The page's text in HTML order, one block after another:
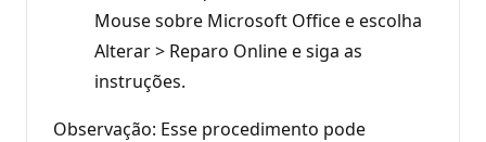
Mouse sobre Microsoft Office e escolha
Alterar > Reparo Online e siga as
instruções.
Observação: Esse procedimento pode